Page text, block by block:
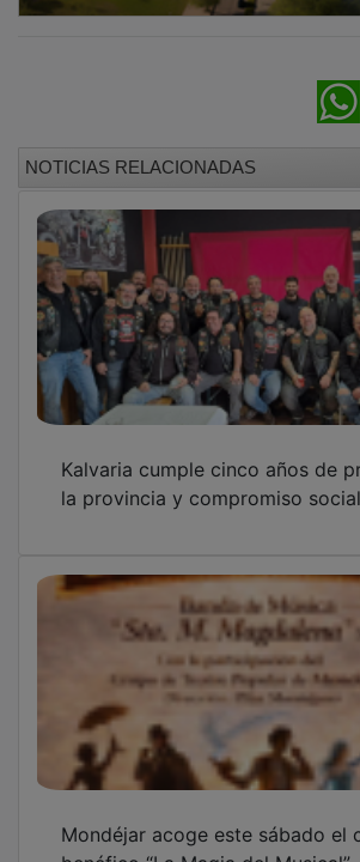
la provincia y compromiso social
benéfico “La Magia del Musical”